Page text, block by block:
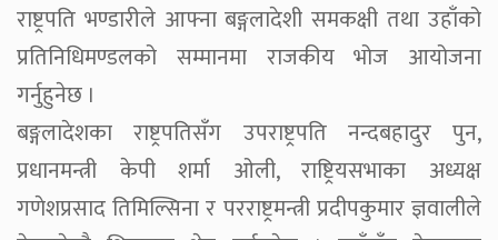
राष्ट्रपति भण्डारीले आफ्ना बङ्गलादेशी समकक्षी तथा उहाँको
प्रतिनिधिमण्डलको सम्मानमा राजकीय भोज आयोजना
गर्नुहुनेछ ।
बङ्गलादेशका राष्ट्रपतिसँग उपराष्ट्रपति नन्दबहादुर पुन,
प्रधानमन्त्री केपी शर्मा ओली, राष्ट्रियसभाका अध्यक्ष
गणेशप्रसाद तिमिल्सिना र परराष्ट्रमन्त्री प्रदीपकुमार ज्ञवालीले